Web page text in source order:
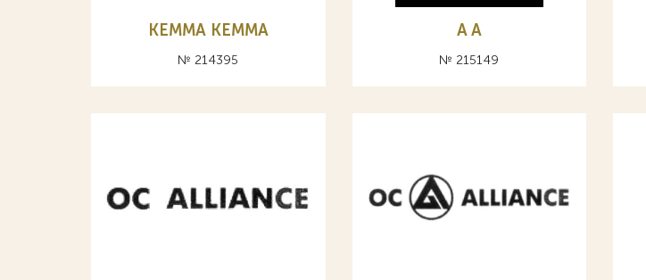
КЕММА KEMMA
№ 214395
A А
№ 215149